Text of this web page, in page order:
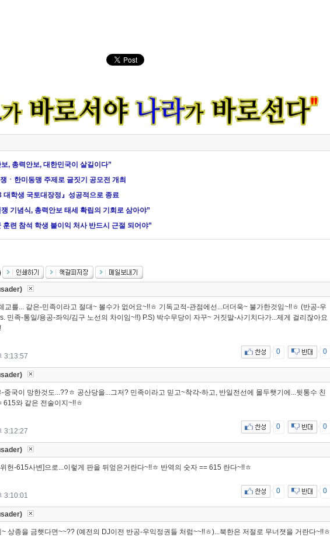
, 총력안보, 대한민국이 살길이다”
ㆍ한미동맹 주제로 글짓기 공모전 개최
대학생 국토대장정』성공적으로 종료
기념식, 총력안보 태세 확립의 기회로 삼아야”
훈련 참석 학생 불이익 처사 반드시 근절 되어야”
교를... 같은-민족이라고 절대~ 볼수가 없어요~!!ㅎ 기독교적-관점에선...더더욱~ 불가한것임~!!ㅎ (반공-우
민족-통일/용공-좌익/김구 노선의 차이임~!!) P.S) 박수무당이 자꾸~ 거짓말-사기치다가...제게 걸리잖아요
3:13:57
0 0
중국이 망한것도...??ㅎ 공산당을...그저? 민족이라고 믿고~착각-하고, 반일전선에 몰두햇기에...뒷통수 친
615와 같은 전술이지~!!ㅎ
3:12:27
0 0
헌-615사변]으로...이렇게 판을 뒤엎은거란다~!!ㅎ 반역의 숫자 == 615 란다~!!ㅎ
3:10:01
0 0
상종을 금햇다면~~?? (예전의 DJ이전 반공-우익정권들 처럼~~!!ㅎ)...북한은 저절로 무너졋을 거란다~!!ㅎ